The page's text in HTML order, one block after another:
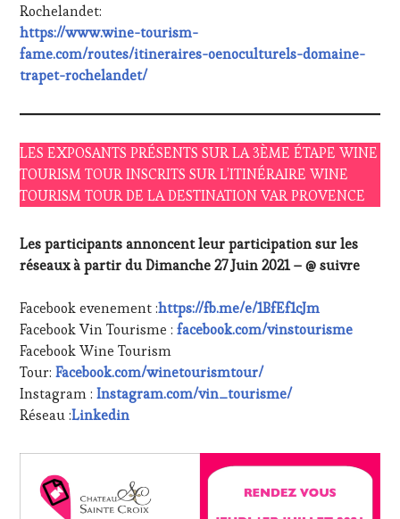
Rochelandet:
https://www.wine-tourism-
fame.com/routes/itineraires-oenoculturels-domaine-
trapet-rochelandet/
LES EXPOSANTS PRÉSENTS SUR LA 3ÈME ÉTAPE WINE
TOURISM TOUR INSCRITS SUR L’ITINÉRAIRE WINE
TOURISM TOUR DE LA DESTINATION VAR PROVENCE
Les participants annoncent leur participation sur les
réseaux à partir du Dimanche 27 Juin 2021 – @ suivre
Facebook evenement :https://fb.me/e/1BfEf1cJm
Facebook Vin Tourisme :facebook.com/vinstourisme
Facebook Wine Tourism
Tour:Facebook.com/winetourismtour/
Instagram :Instagram.com/vin_tourisme/
Réseau :Linkedin